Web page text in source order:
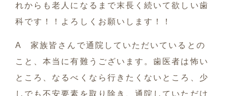
れからも老人になるまで末長く続いて欲しい歯
科です！！よろしくお願いします！！
A 家族皆さんで通院していただいているとの
こと、本当に有難うございます。歯医者は怖い
ところ、なるべくなら行きたくないところ、少
しでも不安要素を取り除き、通院していただけ